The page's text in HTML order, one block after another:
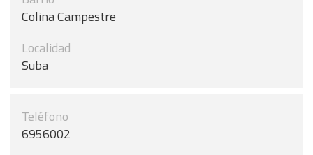
Colina Campestre
Localidad
Suba
Teléfono
6956002